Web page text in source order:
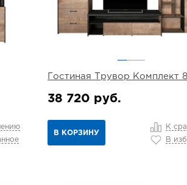
Гостиная Трувор Комплект 8
38 720 руб.
В КОРЗИНУ
К
В